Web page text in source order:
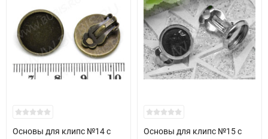
Основы для клипс №14 с
Основы для клипс №15 с